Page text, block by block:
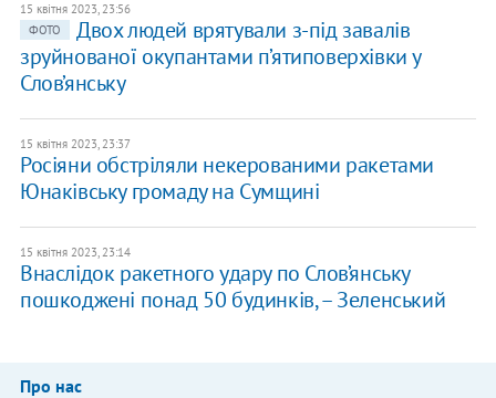
15 квітня 2023, 23:56
ФОТО
Двох людей врятували з-під завалів
зруйнованої окупантами п’ятиповерхівки у
Слов’янську
15 квітня 2023, 23:37
Росіяни обстріляли некерованими ракетами
Юнаківську громаду на Сумщині
15 квітня 2023, 23:14
Внаслідок ракетного удару по Слов’янську
пошкоджені понад 50 будинків, – Зеленський
Про нас